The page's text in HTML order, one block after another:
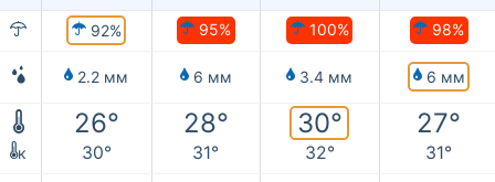
92% 95% 100% 98%
2.2 мм 6 мм 3.4 мм 6 мм
26° 28° 30° 27°
к 30° 31° 32° 31°